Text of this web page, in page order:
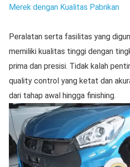
Merek dengan Kualitas Pabrikan
Peralatan serta fasilitas yang
memiliki kualitas tinggi dengan
prima dan presisi. Tidak kalah
quality control yang ketat dan
dari tahap awal hingga finishing.